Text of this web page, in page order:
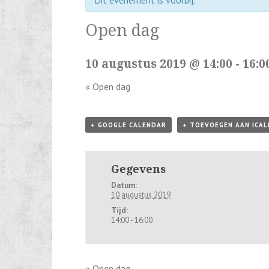
Open dag
10 augustus 2019 @ 14:00 -
« Open dag
+ GOOGLE CALENDAR + TOEVOEGEN AAN
Gegevens
Datum:
10 augustus 2019
Tijd:
14:00 - 16:00